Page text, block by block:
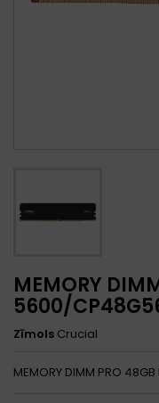
MEMORY
5600/
Zīmols Crucial
MEMORY DIMM PRO